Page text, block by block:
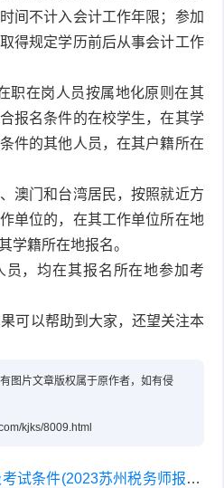
间不计入会计工作年限；参加
得规定学历前后从事会计工作
在岗人员按属地化原则在其
报名条件的在校学生，在其学
件的其他人员，在其户籍所在
门和台湾居民，按照就近方
单位的，在其工作单位所在地
学籍所在地报名。
，均在其报名所在地参加考
可以帮助到大家，还望关注本
图片文章版权属于原作者，如有侵
kjks/8009.html
试条件(2023苏州税务师报考